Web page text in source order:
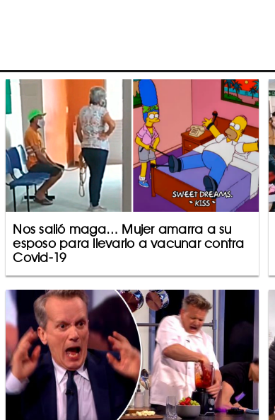
Nos salió maga… Mujer amarra a su
esposo para llevarlo a vacunar contra
Covid-19